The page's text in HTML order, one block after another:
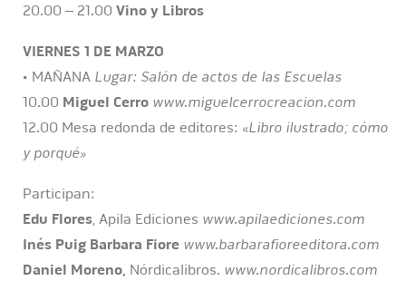
20.00 – 21.00 Vino y Libros
VIERNES 1 DE MARZO
• MAÑANA Lugar: Salón de actos de las Escuelas
10.00 Miguel Cerro www.miguelcerrocreacion.com
12.00 Mesa redonda de editores: «Libro ilustrado; cómo
y porqué»
Participan:
Edu Flores, Apila Ediciones www.apilaediciones.com
Inés Puig Barbara Fiore www.barbarafioreeditora.com
Daniel Moreno, Nórdicalibros. www.nordicalibros.com